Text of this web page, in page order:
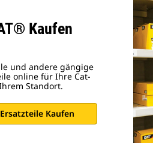
Kaufen
und andere gängige
online für Ihre Cat-
Standort.
Ersatzteile Kaufen